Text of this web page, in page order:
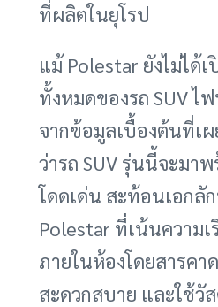
ที่ผลิตในยุโรป
แม้ Polestar ยังไม่ได้
ทั้งหมดของรถ SUV ไ
จากข้อมูลเบื้องต้นที่เ
ว่ารถ SUV รุ่นนี้จะมา
โดดเด่น สะท้อนเอก
Polestar ที่เน้นความ
ภายในห้องโดยสารคา
สะดวกสบาย และใช้วั